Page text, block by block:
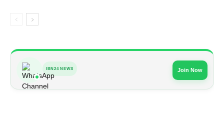
IBN24 NEWS Join Now